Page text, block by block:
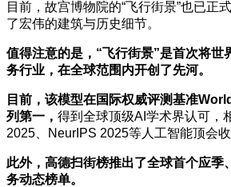
目前，故宫博物院的“飞行街景”也已正
了宏伟的建筑与历史细节。
值得注意的是，“飞行街景”是首次将世
务行业，在全球范围内开创了先河。
目前，该模型在国际权威评测基准
列第一， 得到全球顶级AI学术界认可，
2025、NeurIPS 2025等人工智能顶会收
此外，高德扫街榜推出了全球首个应季
务动态榜单。